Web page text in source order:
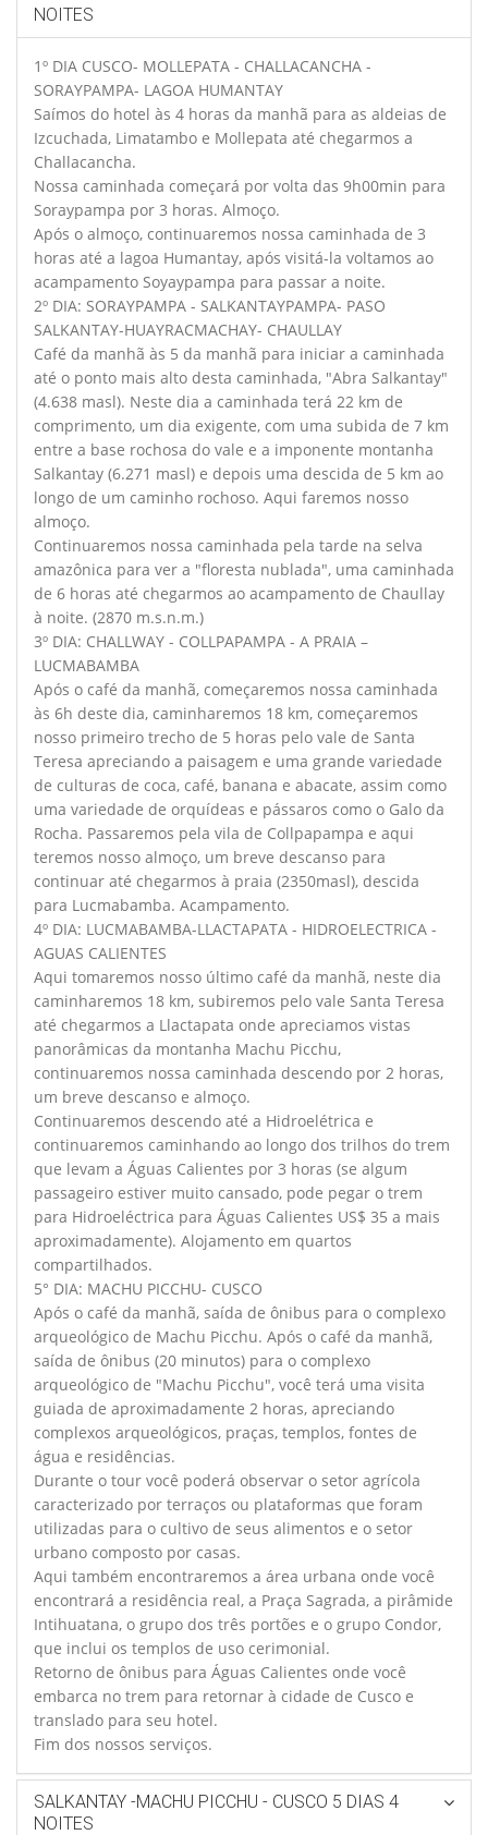
NOITES
1º DIA CUSCO- MOLLEPATA - CHALLACANCHA -
SORAYPAMPA- LAGOA HUMANTAY
Saímos do hotel às 4 horas da manhã para as aldeias de
Izcuchada, Limatambo e Mollepata até chegarmos a
Challacancha.
Nossa caminhada começará por volta das 9h00min para
Soraypampa por 3 horas. Almoço.
Após o almoço, continuaremos nossa caminhada de 3
horas até a lagoa Humantay, após visitá-la voltamos ao
acampamento Soyaypampa para passar a noite.
2º DIA: SORAYPAMPA - SALKANTAYPAMPA- PASO
SALKANTAY-HUAYRACMACHAY- CHAULLAY
Café da manhã às 5 da manhã para iniciar a caminhada
até o ponto mais alto desta caminhada, "Abra Salkantay"
(4.638 masl). Neste dia a caminhada terá 22 km de
comprimento, um dia exigente, com uma subida de 7 km
entre a base rochosa do vale e a imponente montanha
Salkantay (6.271 masl) e depois uma descida de 5 km ao
longo de um caminho rochoso. Aqui faremos nosso
almoço.
Continuaremos nossa caminhada pela tarde na selva
amazônica para ver a "floresta nublada", uma caminhada
de 6 horas até chegarmos ao acampamento de Chaullay
à noite. (2870 m.s.n.m.)
3º DIA: CHALLWAY - COLLPAPAMPA - A PRAIA –
LUCMABAMBA
Após o café da manhã, começaremos nossa caminhada
às 6h deste dia, caminharemos 18 km, começaremos
nosso primeiro trecho de 5 horas pelo vale de Santa
Teresa apreciando a paisagem e uma grande variedade
de culturas de coca, café, banana e abacate, assim como
uma variedade de orquídeas e pássaros como o Galo da
Rocha. Passaremos pela vila de Collpapampa e aqui
teremos nosso almoço, um breve descanso para
continuar até chegarmos à praia (2350masl), descida
para Lucmabamba. Acampamento.
4º DIA: LUCMABAMBA-LLACTAPATA - HIDROELECTRICA -
AGUAS CALIENTES
Aqui tomaremos nosso último café da manhã, neste dia
caminharemos 18 km, subiremos pelo vale Santa Teresa
até chegarmos a Llactapata onde apreciamos vistas
panorâmicas da montanha Machu Picchu,
continuaremos nossa caminhada descendo por 2 horas,
um breve descanso e almoço.
Continuaremos descendo até a Hidroelétrica e
continuaremos caminhando ao longo dos trilhos do trem
que levam a Águas Calientes por 3 horas (se algum
passageiro estiver muito cansado, pode pegar o trem
para Hidroeléctrica para Águas Calientes US$ 35 a mais
aproximadamente). Alojamento em quartos
compartilhados.
5° DIA: MACHU PICCHU- CUSCO
Após o café da manhã, saída de ônibus para o complexo
arqueológico de Machu Picchu. Após o café da manhã,
saída de ônibus (20 minutos) para o complexo
arqueológico de "Machu Picchu", você terá uma visita
guiada de aproximadamente 2 horas, apreciando
complexos arqueológicos, praças, templos, fontes de
água e residências.
Durante o tour você poderá observar o setor agrícola
caracterizado por terraços ou plataformas que foram
utilizadas para o cultivo de seus alimentos e o setor
urbano composto por casas.
Aqui também encontraremos a área urbana onde você
encontrará a residência real, a Praça Sagrada, a pirâmide
Intihuatana, o grupo dos três portões e o grupo Condor,
que inclui os templos de uso cerimonial.
Retorno de ônibus para Águas Calientes onde você
embarca no trem para retornar à cidade de Cusco e
translado para seu hotel.
Fim dos nossos serviços.
SALKANTAY -MACHU PICCHU - CUSCO 5 DIAS 4
NOITES